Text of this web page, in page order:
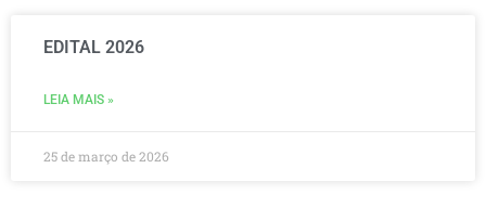
EDITAL 2026
LEIA MAIS »
25 de março de 2026